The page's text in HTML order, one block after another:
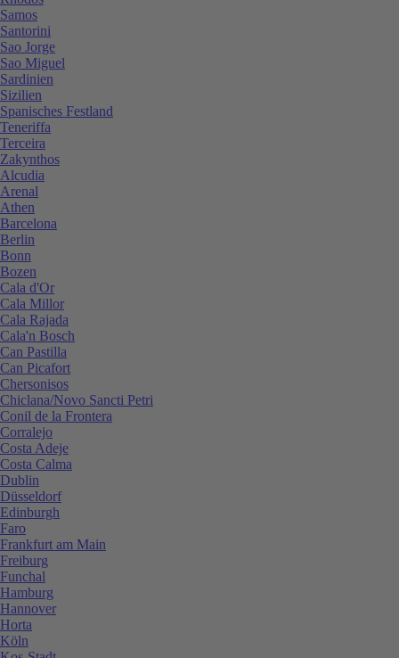
Samos
Santorini
Sao Jorge
Sao Miguel
Sardinien
Sizilien
Spanisches Festland
Teneriffa
Terceira
Zakynthos
Alcudia
Arenal
Athen
Barcelona
Berlin
Bonn
Bozen
Cala d'Or
Cala Millor
Cala Rajada
Cala'n Bosch
Can Pastilla
Can Picafort
Chersonisos
Chiclana/Novo Sancti Petri
Conil de la Frontera
Corralejo
Costa Adeje
Costa Calma
Dublin
Düsseldorf
Edinburgh
Faro
Frankfurt am Main
Freiburg
Funchal
Hamburg
Hannover
Horta
Köln